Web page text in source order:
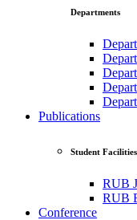
Departments
Publications
Student Facilities
RUB
RUB
Conference